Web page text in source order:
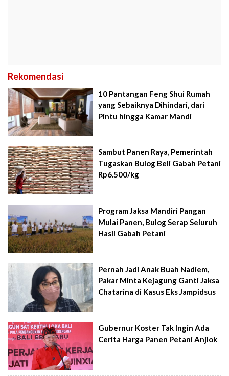
Rekomendasi
10 Pantangan Feng Shui Rumah
yang Sebaiknya Dihindari, dari
Pintu hingga Kamar Mandi
Sambut Panen Raya, Pemerintah
Tugaskan Bulog Beli Gabah Petani
Rp6.500/kg
Program Jaksa Mandiri Pangan
Mulai Panen, Bulog Serap Seluruh
Hasil Gabah Petani
Pernah Jadi Anak Buah Nadiem,
Pakar Minta Kejagung Ganti Jaksa
Chatarina di Kasus Eks Jampidsus
Gubernur Koster Tak Ingin Ada
Cerita Harga Panen Petani Anjlok